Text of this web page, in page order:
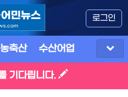
로그인
농축산 수산어업
기다립니다.